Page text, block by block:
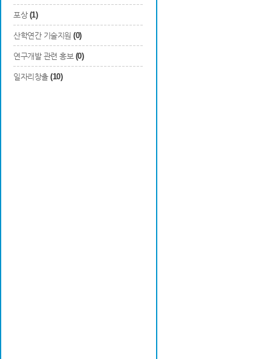
포상 (1)
산학연간 기술지원 (0)
연구개발 관련 홍보 (0)
일자리창출 (10)